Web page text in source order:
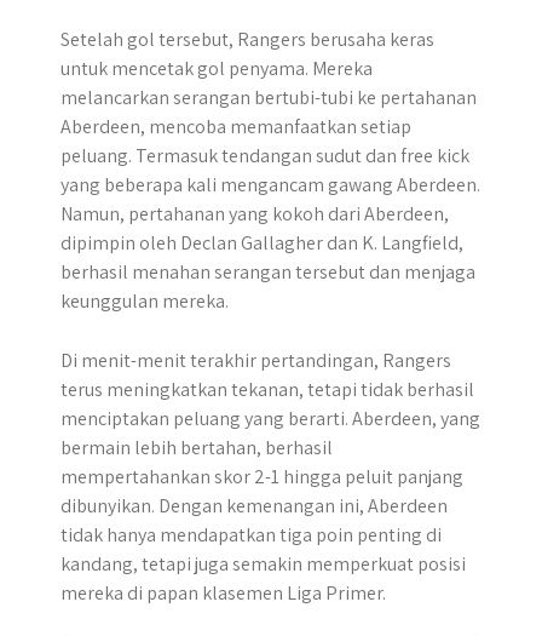
Setelah gol tersebut, Rangers berusaha keras
untuk mencetak gol penyama. Mereka
melancarkan serangan bertubi-tubi ke pertahanan
Aberdeen, mencoba memanfaatkan setiap
peluang. Termasuk tendangan sudut dan free kick
yang beberapa kali mengancam gawang Aberdeen.
Namun, pertahanan yang kokoh dari Aberdeen,
dipimpin oleh Declan Gallagher dan K. Langfield,
berhasil menahan serangan tersebut dan menjaga
keunggulan mereka.
Di menit-menit terakhir pertandingan, Rangers
terus meningkatkan tekanan, tetapi tidak berhasil
menciptakan peluang yang berarti. Aberdeen, yang
bermain lebih bertahan, berhasil
mempertahankan skor 2-1 hingga peluit panjang
dibunyikan. ​Dengan kemenangan ini, Aberdeen
tidak hanya mendapatkan tiga poin penting di
kandang, tetapi juga semakin memperkuat posisi
mereka di papan klasemen Liga Primer.